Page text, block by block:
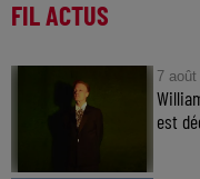
FIL ACTUS
7 août
est